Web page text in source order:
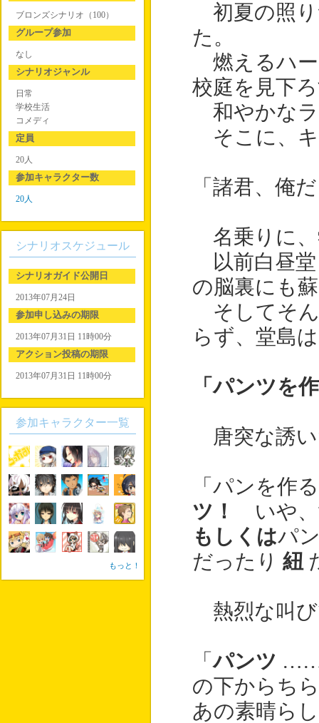
初夏の照り
た。
燃えるハー
校庭を見下
和やかな
そこに、キ
「諸君、俺
名乗りに、
以前白昼堂
の脳裏にも
そしてそん
らず、堂島
「パンツを
唐突な誘
「パンを作
ツ！
いや、
もしくはパ
だったり 紐
熱烈な叫
「パンツ ……
の下からち
あの素晴ら
ブロンズシナリオ（100）
グループ参加
なし
シナリオジャンル
日常
学校生活
コメディ
定員
20人
参加キャラクター数
20人
シナリオスケジュール
シナリオガイド公開日
2013年07月24日
参加申し込みの期限
2013年07月31日 11時00分
アクション投稿の期限
2013年07月31日 11時00分
参加キャラクター一覧
もっと！